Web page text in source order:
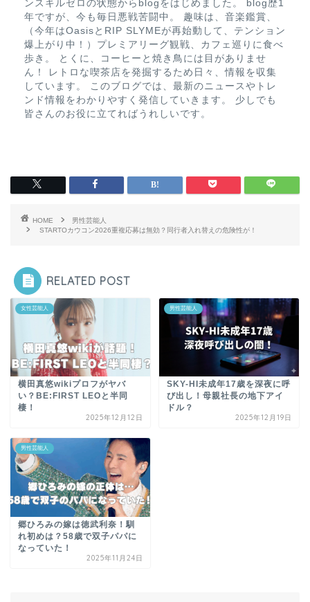
ンスキルゼロの状態からblogをはじめました。 blog歴1
年ですが、今も毎日悪戦苦闘中。 趣味は、音楽鑑賞、
（今年はOasisとRIP SLYMEが再始動して、テンション
爆上がり中！）プレミアリーグ観戦、カフェ巡りに食べ
歩き。 とくに、コーヒーと焼き鳥には目がありませ
ん！ レトロな喫茶店を発掘するため日々、情報を収集
しています。 このブログでは、最新のニュースやトレ
ンド情報をわかりやすく発信していきます。 少しでも
皆さんのお役に立てればうれしいです。
HOME
男性芸能人
STARTOカウコン2026重複応募は無効？同行者入れ替えの危険性が！
RELATED POST
女性芸能人
横田真悠wikiプロフがヤバ
い？BE:FIRST LEOと半同
棲！
2025年12月12日
男性芸能人
SKY-HI未成年17歳を深夜に呼
び出し！母親社長の地下アイ
ドル？
2025年12月19日
男性芸能人
郷ひろみの嫁は徳武利奈！馴
れ初めは？58歳で双子パパに
なっていた！
2025年11月24日